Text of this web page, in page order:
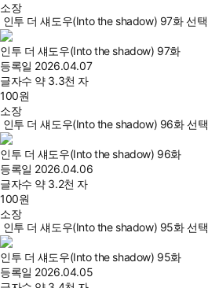
소장
인투 더 섀도우(Into the shadow) 97화 선택
인투 더 섀도우(Into the shadow) 97화
등록일 2026.04.07
글자수 약 3.3천 자
100원
소장
인투 더 섀도우(Into the shadow) 96화 선택
인투 더 섀도우(Into the shadow) 96화
등록일 2026.04.06
글자수 약 3.2천 자
100원
소장
인투 더 섀도우(Into the shadow) 95화 선택
인투 더 섀도우(Into the shadow) 95화
등록일 2026.04.05